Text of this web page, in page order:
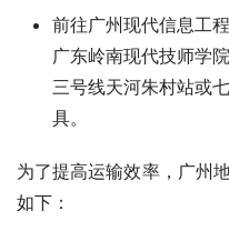
前往广州现代信息工
广东岭南现代技师学
三号线天河朱村站或
具。
为了提高运输效率，广州
如下：